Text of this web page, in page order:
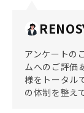
アンケートの
ムへのご評価
様をトータル
の体制を整え